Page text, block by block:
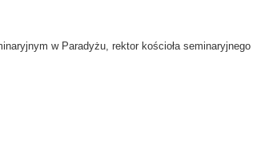
w Paradyżu, rektor kościoła seminaryjnego